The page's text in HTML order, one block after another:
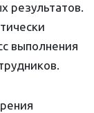
результатов.
выполнения